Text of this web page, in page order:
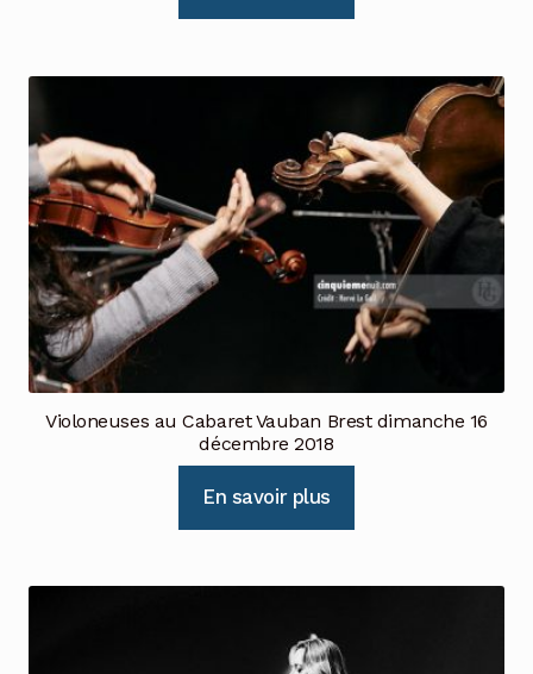
Violoneuses au Cabaret Vauban Brest dimanche 16
décembre 2018
En savoir plus